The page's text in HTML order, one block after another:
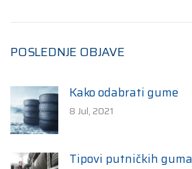
POSLEDNJE OBJAVE
Kako odabrati gume
8 Jul, 2021
Tipovi putničkih guma